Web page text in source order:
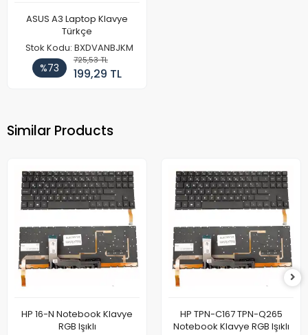
ASUS A3 Laptop Klavye
Türkçe
Stok Kodu: BXDVANBJKM
%73
725,53 TL
199,29 TL
Similar Products
HP 16-N Notebook Klavye
RGB Işıklı
HP TPN-C167 TPN-Q265
Notebook Klavye RGB Işıklı